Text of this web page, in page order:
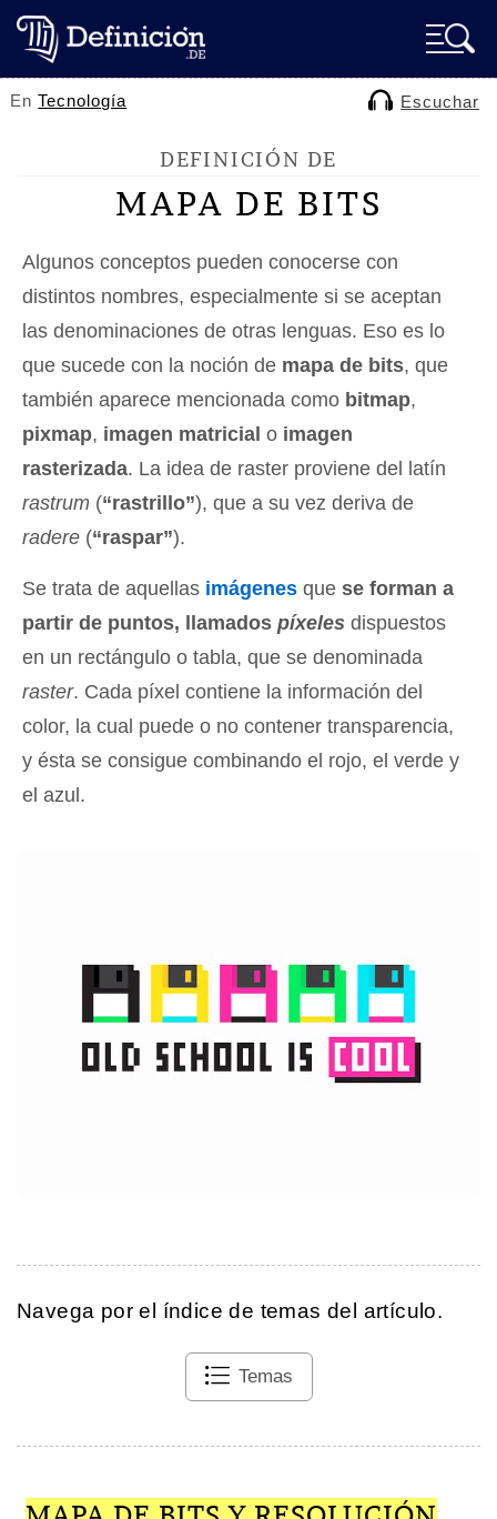
EnTecnología Escuchar
DEFINICIÓN DE
MAPA DE BITS
Algunos conceptos pueden conocerse con
distintos nombres, especialmente si se aceptan
las denominaciones de otras lenguas. Eso es lo
que sucede con la noción de mapa de bits, que
también aparece mencionada como bitmap,
pixmap, imagen matricial o imagen
rasterizada. La idea de raster proviene del latín
rastrum (“rastrillo”), que a su vez deriva de
radere (“raspar”).
Se trata de aquellas imágenes que se forman a
partir de puntos, llamados píxeles dispuestos
en un rectángulo o tabla, que se denominada
raster. Cada píxel contiene la información del
color, la cual puede o no contener transparencia,
y ésta se consigue combinando el rojo, el verde y
el azul.
Navega por el índice de temas del artículo.
Temas